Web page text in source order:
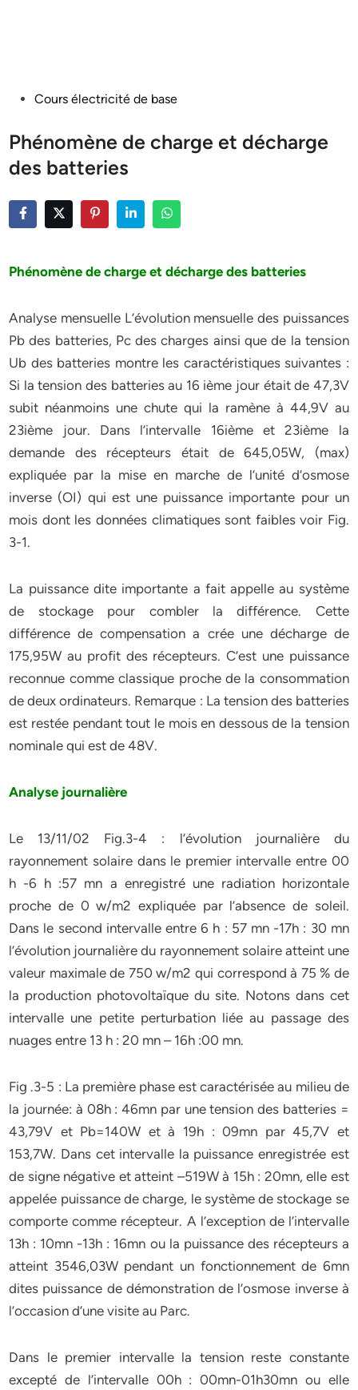
PostedCours électricité de base
Phénomène de charge et décharge
des batteries
Phénomène de charge et décharge des batteries
Analyse mensuelle L’évolution mensuelle des puissances
Pb des batteries, Pc des charges ainsi que de la tension
Ub des batteries montre les caractéristiques suivantes :
Si la tension des batteries au 16 ième jour était de 47,3V
subit néanmoins une chute qui la ramène à 44,9V au
23ième jour. Dans l’intervalle 16ième et 23ième la
demande des récepteurs était de 645,05W, (max)
expliquée par la mise en marche de l’unité d’osmose
inverse (OI) qui est une puissance importante pour un
mois dont les données climatiques sont faibles voir Fig.
3-1.
La puissance dite importante a fait appelle au système
de stockage pour combler la différence. Cette
différence de compensation a crée une décharge de
175,95W au profit des récepteurs. C’est une puissance
reconnue comme classique proche de la consommation
de deux ordinateurs. Remarque : La tension des batteries
est restée pendant tout le mois en dessous de la tension
nominale qui est de 48V.
Analyse journalière
Le 13/11/02 Fig.3-4 : l’évolution journalière du
rayonnement solaire dans le premier intervalle entre 00
h -6 h :57 mn a enregistré une radiation horizontale
proche de 0 w/m2 expliquée par l’absence de soleil.
Dans le second intervalle entre 6 h : 57 mn -17h : 30 mn
l’évolution journalière du rayonnement solaire atteint une
valeur maximale de 750 w/m2 qui correspond à 75 % de
la production photovoltaïque du site. Notons dans cet
intervalle une petite perturbation liée au passage des
nuages entre 13 h : 20 mn – 16h :00 mn.
Fig .3-5 : La première phase est caractérisée au milieu de
la journée: à 08h : 46mn par une tension des batteries =
43,79V et Pb=140W et à 19h : 09mn par 45,7V et
153,7W. Dans cet intervalle la puissance enregistrée est
de signe négative et atteint –519W à 15h : 20mn, elle est
appelée puissance de charge, le système de stockage se
comporte comme récepteur. A l’exception de l’intervalle
13h : 10mn -13h : 16mn ou la puissance des récepteurs a
atteint 3546,03W pendant un fonctionnement de 6mn
dites puissance de démonstration de l’osmose inverse à
l’occasion d’une visite au Parc.
Dans le premier intervalle la tension reste constante
excepté de l’intervalle 00h : 00mn-01h30mn ou elle